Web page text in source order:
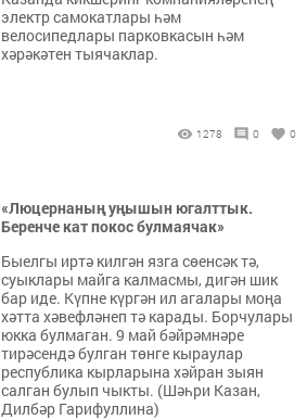
электр самокатлары һәм
велосипедлары парковкасын һәм
хәрәкәтен тыячаклар.
1278 0 0
«Люцернаның уңышын югалттык.
Беренче кат покос булмаячак»
Быелгы иртә килгән язга сөенсәк тә,
суыклары майга калмасмы, дигән шик
бар иде. Күпне күргән ил агалары моңа
хәтта хәвефләнеп тә карады. Борчулары
юкка булмаган. 9 май бәйрәмнәре
тирәсендә булган төнге кыраулар
республика кырларына хәйран зыян
салган булып чыкты. (Шәһри Казан,
Дилбәр Гарифуллина)